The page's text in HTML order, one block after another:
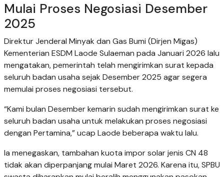
Mulai Proses Negosiasi Desember
2025
Direktur Jenderal Minyak dan Gas Bumi (Dirjen Migas)
Kementerian ESDM Laode Sulaeman pada Januari 2026 lalu
mengatakan, pemerintah telah mengirimkan surat kepada
seluruh badan usaha sejak Desember 2025 agar segera
memulai proses negosiasi tersebut.
“Kami bulan Desember kemarin sudah mengirimkan surat ke
seluruh badan usaha untuk melakukan proses negosiasi
dengan Pertamina,” ucap Laode beberapa waktu lalu.
Ia menegaskan, tambahan kuota impor solar jenis CN 48
tidak akan diperpanjang mulai Maret 2026. Karena itu, SPBU